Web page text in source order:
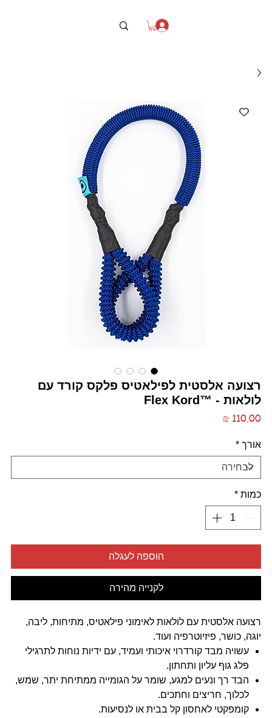
רצועה אלסטית לפילאטיס פלקס קורד עם
לולאות - ™Flex Kord
‏110.00 ‏₪
אורך *
כמות *
הוספה לעגלה
לקנייה מהירה
רצועה אלסטית עם לולאות לאימוני פילאטיס, מתיחות, ליבה,
יוגה, כושר, פיזיוטרפיה ועוד.
עשויה מבד קורדרוי איכותי ועמיד, עם ידיות נוחות לתרגילי
פלג גוף עליון ותחתון.
הבד רך ונעים למגע, שומר על הגומייה ממתיחת יתר, שמש,
לכלוך, חריצים וחתכים.
קומפקטי לאחסון קל בבית או לנסיעות.